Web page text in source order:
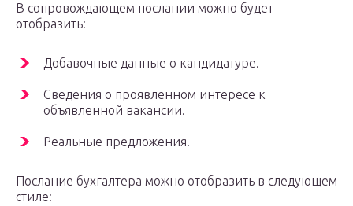
В сопровождающем послании можно будет
отобразить:
Добавочные данные о кандидатуре.
Сведения о проявленном интересе к
объявленной вакансии.
Реальные предложения.
Послание бухгалтера можно отобразить в следующем
стиле: